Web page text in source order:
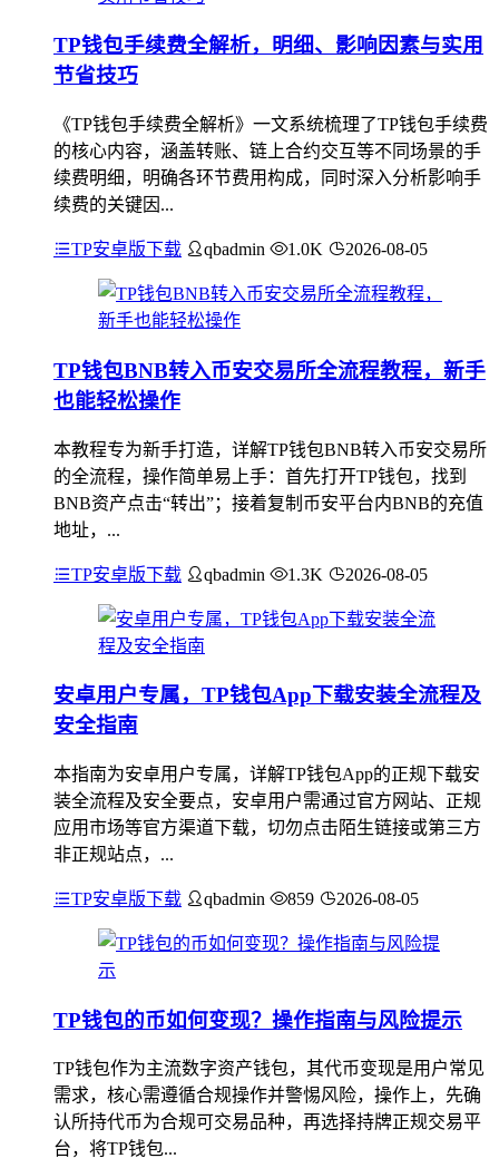
TP钱包手续费全解析，明细、影响因素与实用
节省技巧
《TP钱包手续费全解析》一文系统梳理了TP钱包手续费
的核心内容，涵盖转账、链上合约交互等不同场景的手
续费明细，明确各环节费用构成，同时深入分析影响手
续费的关键因...
TP安卓版下载 qbadmin 1.0K 2026-08-05
TP钱包BNB转入币安交易所全流程教程，新手
也能轻松操作
本教程专为新手打造，详解TP钱包BNB转入币安交易所
的全流程，操作简单易上手：首先打开TP钱包，找到
BNB资产点击“转出”；接着复制币安平台内BNB的充值
地址，...
TP安卓版下载 qbadmin 1.3K 2026-08-05
安卓用户专属，TP钱包App下载安装全流程及
安全指南
本指南为安卓用户专属，详解TP钱包App的正规下载安
装全流程及安全要点，安卓用户需通过官方网站、正规
应用市场等官方渠道下载，切勿点击陌生链接或第三方
非正规站点，...
TP安卓版下载 qbadmin 859 2026-08-05
TP钱包的币如何变现？操作指南与风险提示
TP钱包作为主流数字资产钱包，其代币变现是用户常见
需求，核心需遵循合规操作并警惕风险，操作上，先确
认所持代币为合规可交易品种，再选择持牌正规交易平
台，将TP钱包...